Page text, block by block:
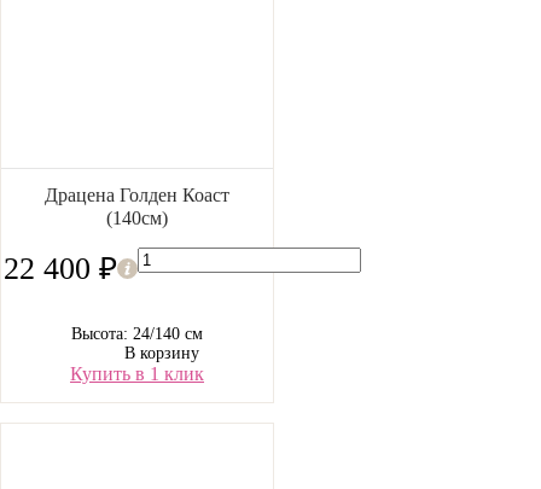
Драцена Голден Коаст
(140см)
22 400 ₽
Высота: 24/140 см
В корзину
Купить в 1 клик